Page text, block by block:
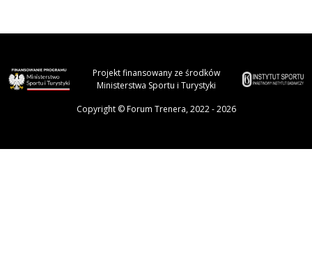
Projekt finansowany ze środków
Ministerstwa Sportu i Turystyki
Copyright © Forum Trenera, 2022 - 2026